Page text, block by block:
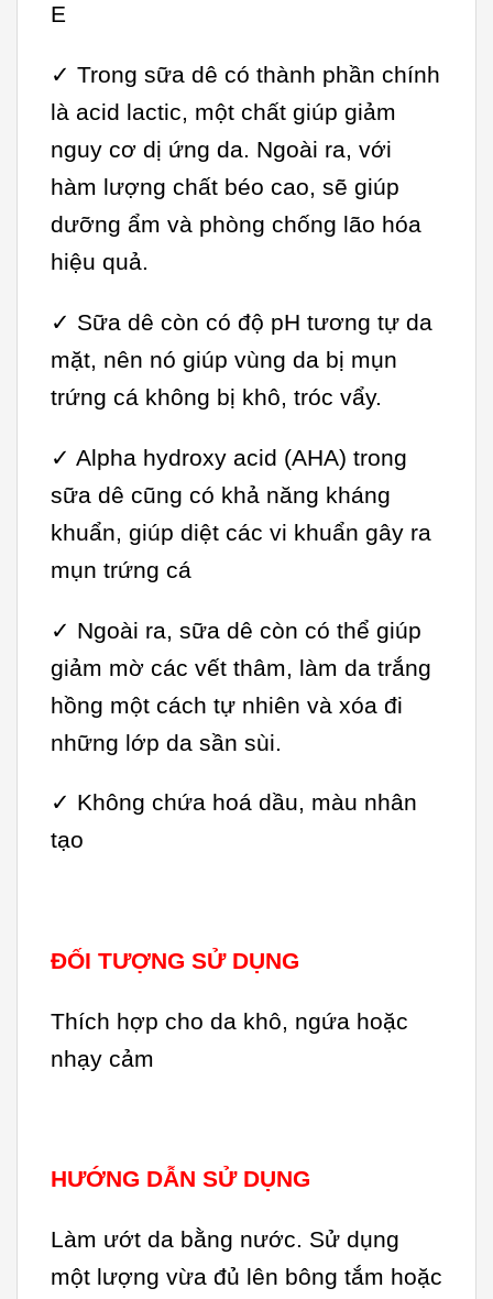
E
✓ Trong sữa dê có thành phần chính
là acid lactic, một chất giúp giảm
nguy cơ dị ứng da. Ngoài ra, với
hàm lượng chất béo cao, sẽ giúp
dưỡng ẩm và phòng chống lão hóa
hiệu quả.
✓ Sữa dê còn có độ pH tương tự da
mặt, nên nó giúp vùng da bị mụn
trứng cá không bị khô, tróc vẩy.
✓ Alpha hydroxy acid (AHA) trong
sữa dê cũng có khả năng kháng
khuẩn, giúp diệt các vi khuẩn gây ra
mụn trứng cá
✓ Ngoài ra, sữa dê còn có thể giúp
giảm mờ các vết thâm, làm da trắng
hồng một cách tự nhiên và xóa đi
những lớp da sần sùi.
✓ Không chứa hoá dầu, màu nhân
tạo
ĐỐI TƯỢNG SỬ DỤNG
Thích hợp cho da khô, ngứa hoặc
nhạy cảm
HƯỚNG DẪN SỬ DỤNG
Làm ướt da bằng nước. Sử dụng
một lượng vừa đủ lên bông tắm hoặc